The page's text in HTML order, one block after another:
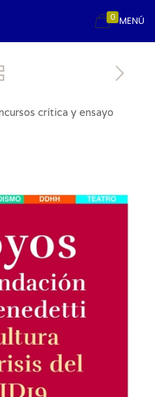
MENÚ
0
crítica y ensayo